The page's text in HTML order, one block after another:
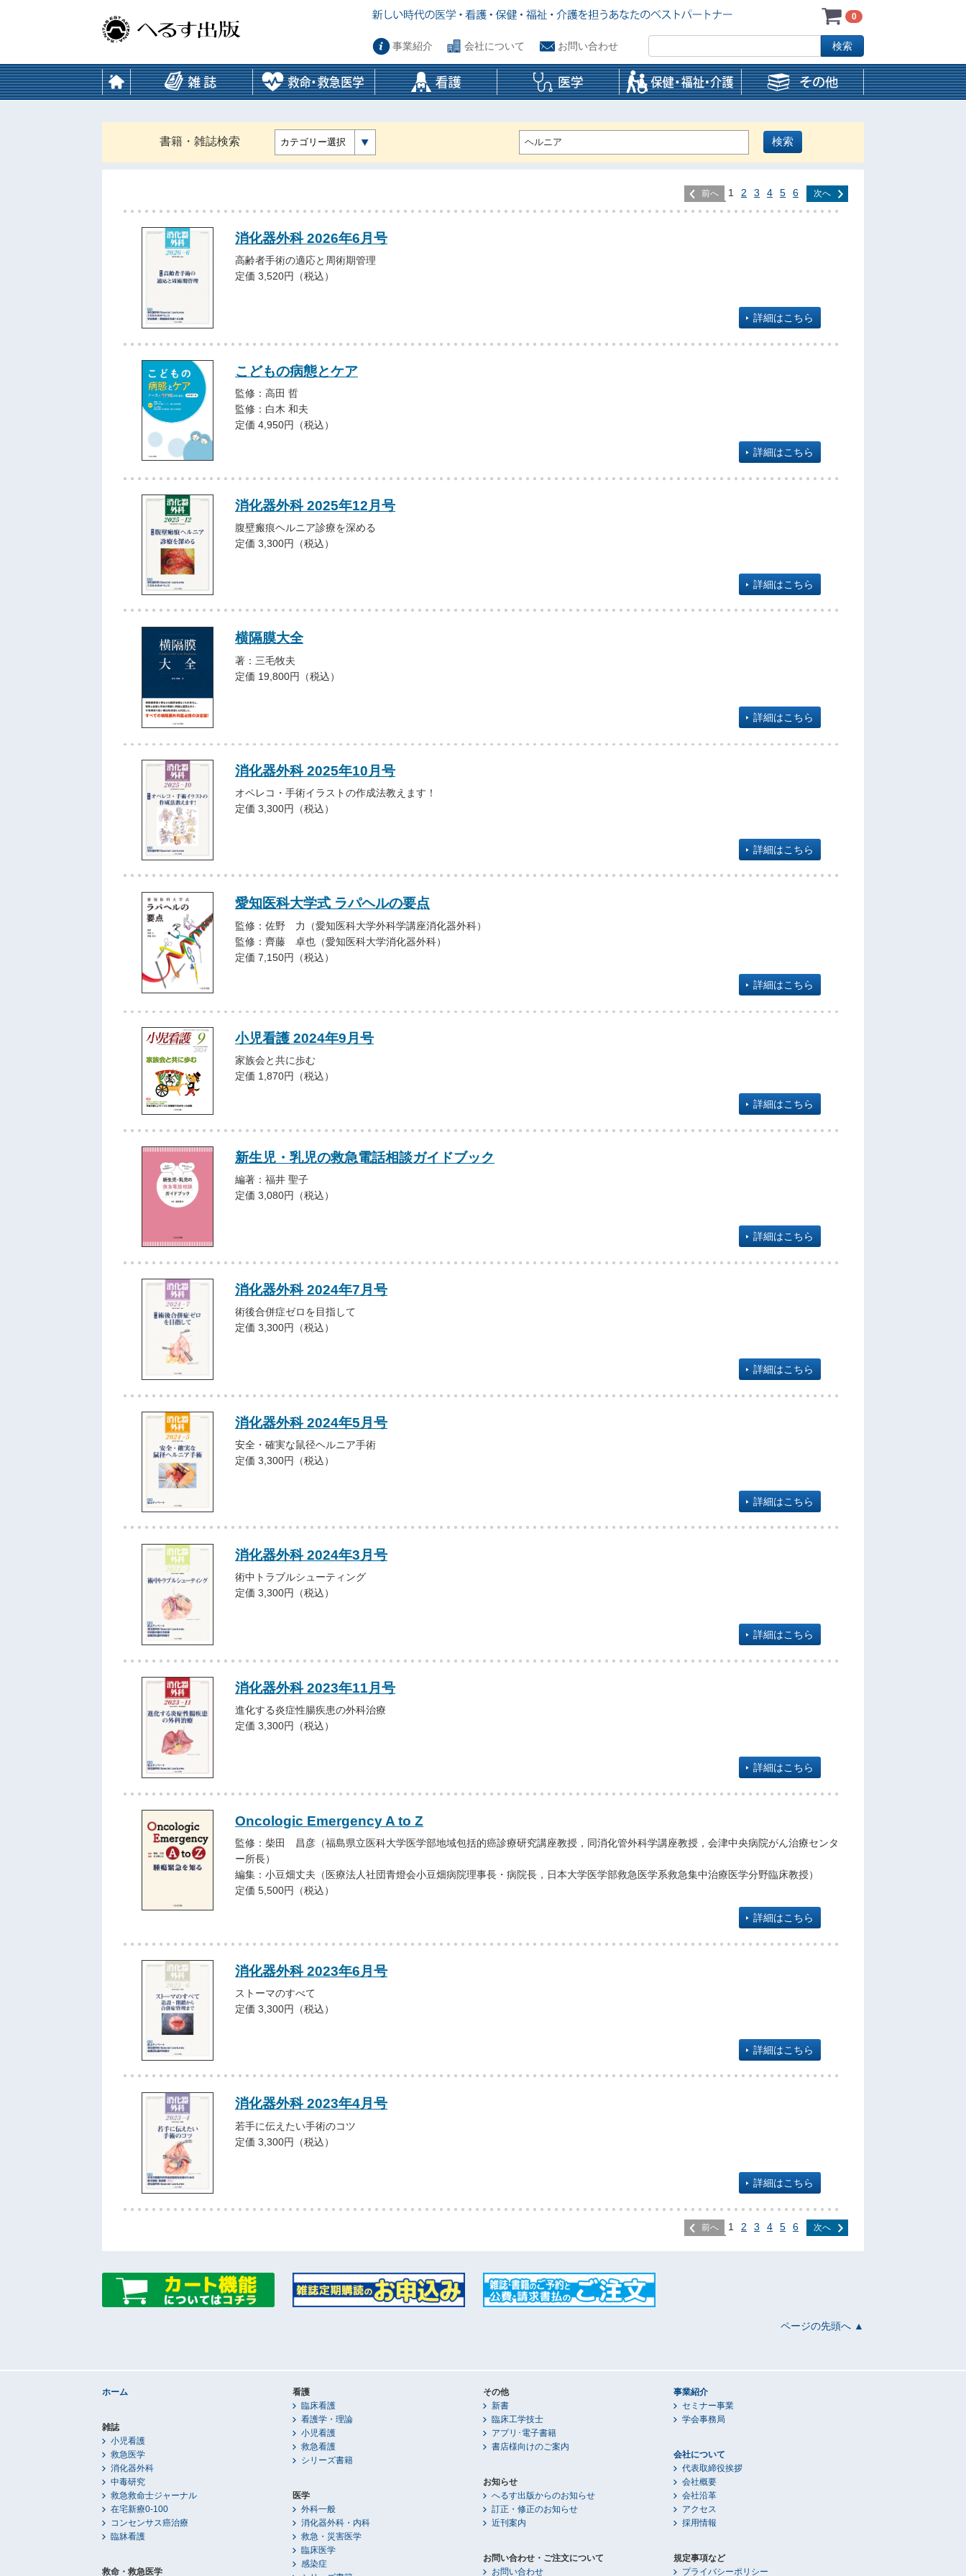
0
事業紹介 会社について お問い合わせ
書籍・雑誌検索 カテゴリー選択
前へ 1 2 3 4 5 6 次へ
消化器外科 2026年6月号
高齢者手術の適応と周術期管理
定価 3,520円（税込）
詳細はこちら
こどもの病態とケア
監修：高田 哲
監修：白木 和夫
定価 4,950円（税込）
詳細はこちら
消化器外科 2025年12月号
腹壁瘢痕ヘルニア診療を深める
定価 3,300円（税込）
詳細はこちら
横隔膜大全
著：三毛牧夫
定価 19,800円（税込）
詳細はこちら
消化器外科 2025年10月号
オペレコ・手術イラストの作成法教えます！
定価 3,300円（税込）
詳細はこちら
愛知医科大学式 ラパヘルの要点
監修：佐野 力（愛知医科大学外科学講座消化器外科）
監修：齊藤 卓也（愛知医科大学消化器外科）
定価 7,150円（税込）
詳細はこちら
小児看護 2024年9月号
家族会と共に歩む
定価 1,870円（税込）
詳細はこちら
新生児・乳児の救急電話相談ガイドブック
編著：福井 聖子
定価 3,080円（税込）
詳細はこちら
消化器外科 2024年7月号
術後合併症ゼロを目指して
定価 3,300円（税込）
詳細はこちら
消化器外科 2024年5月号
安全・確実な鼠径ヘルニア手術
定価 3,300円（税込）
詳細はこちら
消化器外科 2024年3月号
術中トラブルシューティング
定価 3,300円（税込）
詳細はこちら
消化器外科 2023年11月号
進化する炎症性腸疾患の外科治療
定価 3,300円（税込）
詳細はこちら
Oncologic Emergency A to Z
監修：柴田 昌彦（福島県立医科大学医学部地域包括的癌診療研究講座教授，同消化管外科学講座教授，会津中央病院がん治療センタ
ー所長）
編集：小豆畑丈夫（医療法人社団青燈会小豆畑病院理事長・病院長，日本大学医学部救急医学系救急集中治療医学分野臨床教授）
定価 5,500円（税込）
詳細はこちら
消化器外科 2023年6月号
ストーマのすべて
定価 3,300円（税込）
詳細はこちら
消化器外科 2023年4月号
若手に伝えたい手術のコツ
定価 3,300円（税込）
詳細はこちら
前へ 1 2 3 4 5 6 次へ
ページの先頭へ ▲
ホーム
雑誌
小児看護
救急医学
消化器外科
中毒研究
救急救命士ジャーナル
在宅新療0-100
コンセンサス癌治療
臨牀看護
救命・救急医学
看護
臨床看護
看護学・理論
小児看護
救急看護
シリーズ書籍
医学
外科一般
消化器外科・内科
救急・災害医学
臨床医学
感染症
その他
新書
臨床工学技士
アプリ･電子書籍
書店様向けのご案内
お知らせ
へるす出版からのお知らせ
訂正・修正のお知らせ
近刊案内
お問い合わせ・ご注文について
お問い合わせ
事業紹介
セミナー事業
学会事務局
会社について
代表取締役挨拶
会社概要
会社沿革
アクセス
採用情報
規定事項など
プライバシーポリシー